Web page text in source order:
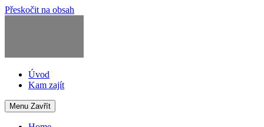
Přeskočit na obsah
Úvod
Kam zajít
Menu Zavřít